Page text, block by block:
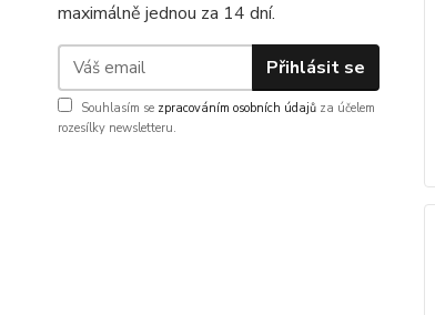
maximálně jednou za 14 dní.
Přihlásit se
Souhlasím se zpracováním osobních údajů za účelem
rozesílky newsletteru.